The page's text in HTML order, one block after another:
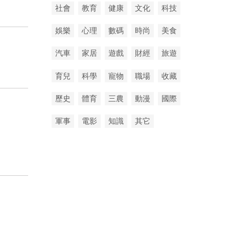
社會 教育 健康 文化 科技
娛樂 心理 數碼 時尚 美食
汽車 家居 遊戲 財經 旅遊
育兒 科學 寵物 職場 收藏
歷史 體育 三農 動漫 國際
軍事 電影 知識 其它